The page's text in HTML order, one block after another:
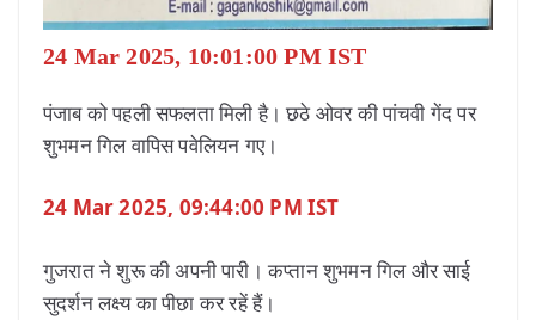
24 Mar 2025, 10:01:00 PM IST
पंजाब को पहली सफलता मिली है। छठे ओवर की पांचवी गेंद पर
शुभमन गिल वापिस पवेलियन गए।
24 Mar 2025, 09:44:00 PM IST
गुजरात ने शुरू की अपनी पारी। कप्तान शुभमन गिल और साई
सुदर्शन लक्ष्य का पीछा कर रहें हैं।